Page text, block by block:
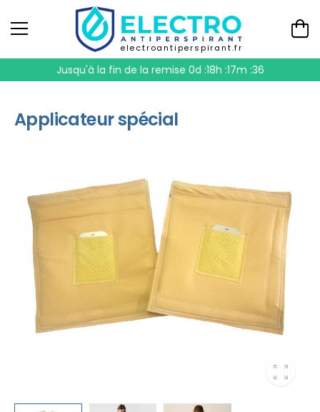
electroantiperspirant.fr
Jusqu'à la fin de la remise 0d :18h :17m :35
Applicateur spécial